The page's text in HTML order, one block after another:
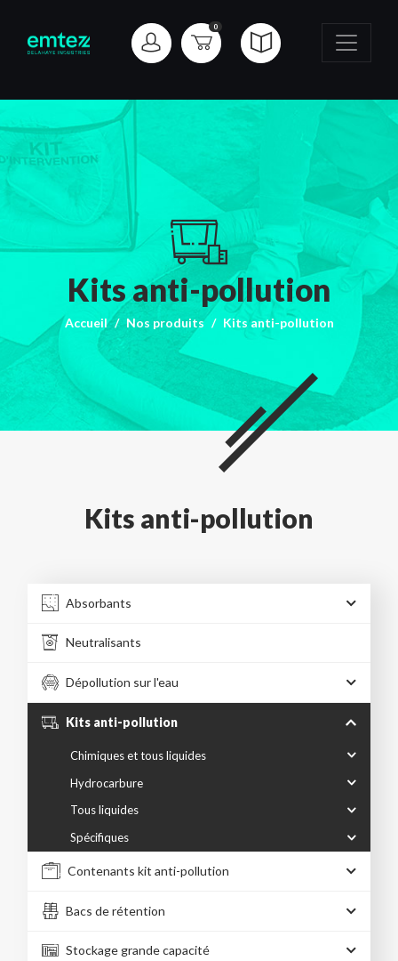
0
Kits anti-pollution
Accueil Nos produits Kits anti-pollution
Kits anti-pollution
Absorbants
Neutralisants
Dépollution sur l'eau
Kits anti-pollution
Chimiques et tous liquides
Hydrocarbure
Tous liquides
Spécifiques
Contenants kit anti-pollution
Bacs de rétention
Stockage grande capacité